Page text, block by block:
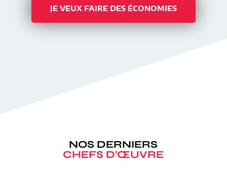
JE VEUX FAIRE DES ÉCONOMIES
NOS DERNIERS
CHEFS D’ŒUVRE